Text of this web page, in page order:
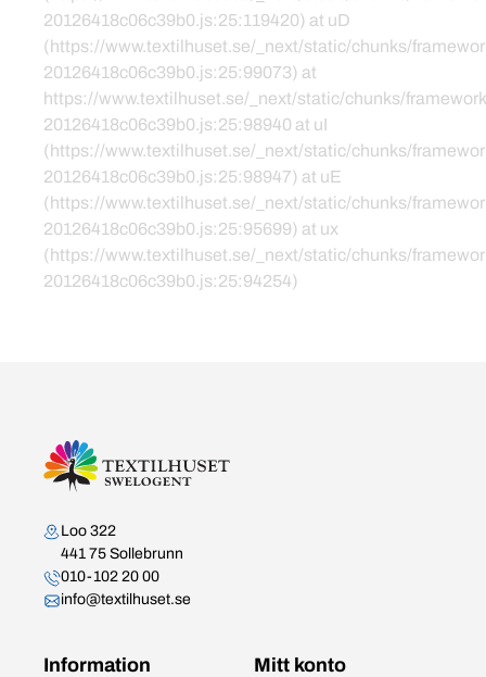
20126418c06c39b0.js:25:119420) at uD
(https://www.textilhuset.se/_next/static/chunks/
20126418c06c39b0.js:25:99073) at
https://www.textilhuset.se/_next/static/chunks/
20126418c06c39b0.js:25:98940 at uI
(https://www.textilhuset.se/_next/static/chunks/
20126418c06c39b0.js:25:98947) at uE
(https://www.textilhuset.se/_next/static/chunks/
20126418c06c39b0.js:25:95699) at ux
(https://www.textilhuset.se/_next/static/chunks/
20126418c06c39b0.js:25:94254)
Kontakta oss
Loo 322
441 75 Sollebrunn
010-102 20 00
info@textilhuset.se
Information Mitt konto